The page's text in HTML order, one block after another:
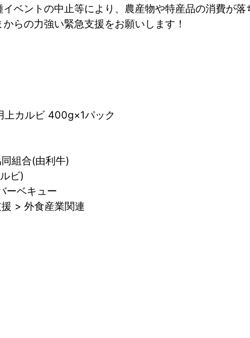
ベントの中止等により、農産物や特産品の消費が落
らの力強い緊急支援をお願いします！
上カルビ 400g×1パック
組合(由利牛)
ビ)
ーベキュー
> 外食産業関連